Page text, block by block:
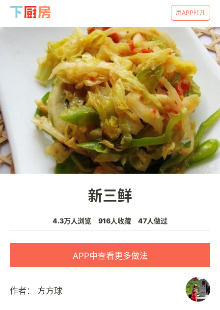
用APP打开
新三鲜
4.3万人浏览 916人收藏 47人做过
APP中查看更多做法
作者： 方方球